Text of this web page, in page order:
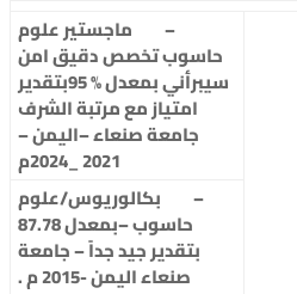
– ماجستير علوم
حاسوب تخصص دقيق امن
سيبرأني بمعدل % 95بتقدير
امتياز مع مرتبة الشرف
جامعة صنعاء –اليمن –
2021 _2024م
– بكالوريوس/علوم
حاسوب –بمعدل 87.78
بتقدير جيد جداً – جامعة
صنعاء اليمن -2015 م .